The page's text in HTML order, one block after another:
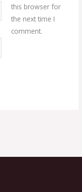
this browser for
the next time I
comment.